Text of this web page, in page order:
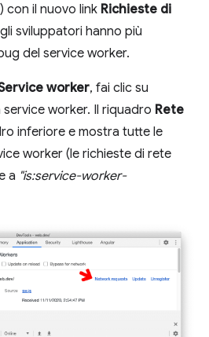
con il nuovo link Richieste di
sviluppatori hanno più
del service worker.
worker, fai clic su
service worker. Il riquadro Rete
inferiore e mostra tutte le
worker (le richieste di rete
a "is:service-worker-